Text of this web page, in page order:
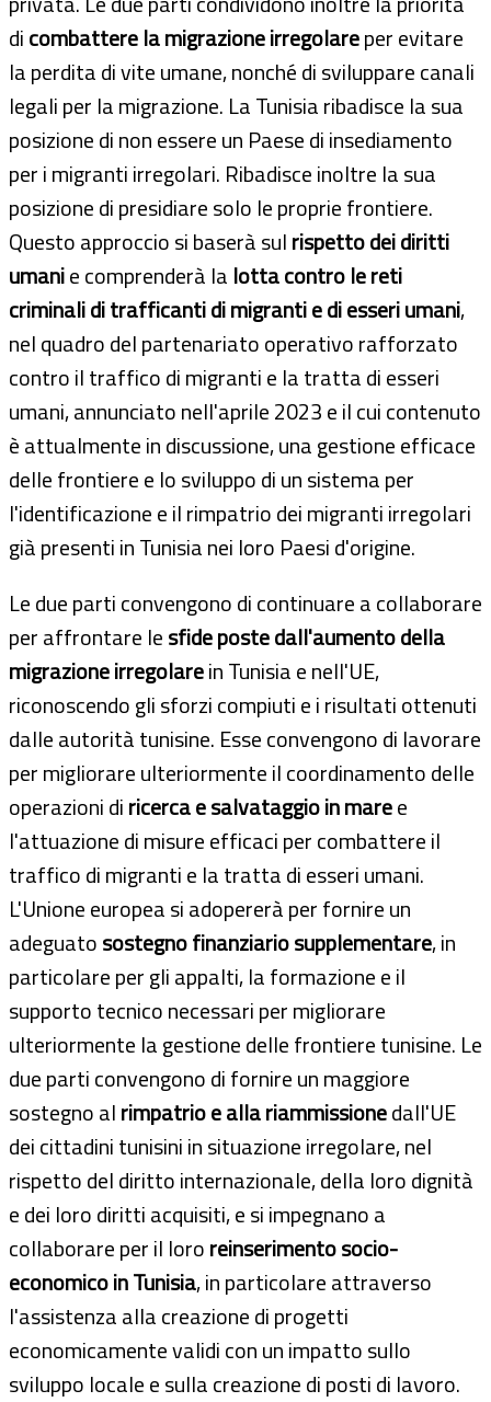
dicombattere la migrazione irregolareper evitare
la perdita di vite umane, nonché di sviluppare canali
legali per la migrazione. La Tunisia ribadisce la sua
posizione di non essere un Paese di insediamento
per i migranti irregolari. Ribadisce inoltre la sua
posizione di presidiare solo le proprie frontiere.
Questo approccio si baserà sulrispetto dei diritti
umanie comprenderà la lotta contro le reti
criminali di trafficanti di migranti e di esseri umani,
nel quadro del partenariato operativo rafforzato
contro il traffico di migranti e la tratta di esseri
umani, annunciato nell'aprile 2023 e il cui contenuto
è attualmente in discussione, una gestione efficace
delle frontiere e lo sviluppo di un sistema per
l'identificazione e il rimpatrio dei migranti irregolari
già presenti in Tunisia nei loro Paesi d'origine.
Le due parti convengono di continuare a collaborare
per affrontare lesfide poste dall'aumento della
migrazione irregolarein Tunisia e nell'UE,
riconoscendo gli sforzi compiuti e i risultati ottenuti
dalle autorità tunisine. Esse convengono di lavorare
per migliorare ulteriormente il coordinamento delle
operazioni diricerca e salvataggio in maree
l'attuazione di misure efficaci per combattere il
traffico di migranti e la tratta di esseri umani.
L'Unione europea si adopererà per fornire un
adeguatosostegno finanziario supplementare, in
particolare per gli appalti, la formazione e il
supporto tecnico necessari per migliorare
ulteriormente la gestione delle frontiere tunisine. Le
due parti convengono di fornire un maggiore
sostegno alrimpatrio e alla riammissionedall'UE
dei cittadini tunisini in situazione irregolare, nel
rispetto del diritto internazionale, della loro dignità
e dei loro diritti acquisiti, e si impegnano a
collaborare per il lororeinserimento socio-
economico in Tunisia, in particolare attraverso
l'assistenza alla creazione di progetti
economicamente validi con un impatto sullo
sviluppo locale e sulla creazione di posti di lavoro.